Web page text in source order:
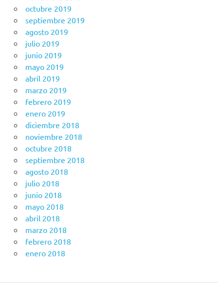
octubre 2019
septiembre 2019
agosto 2019
julio 2019
junio 2019
mayo 2019
abril 2019
marzo 2019
febrero 2019
enero 2019
diciembre 2018
noviembre 2018
octubre 2018
septiembre 2018
agosto 2018
julio 2018
junio 2018
mayo 2018
abril 2018
marzo 2018
febrero 2018
enero 2018